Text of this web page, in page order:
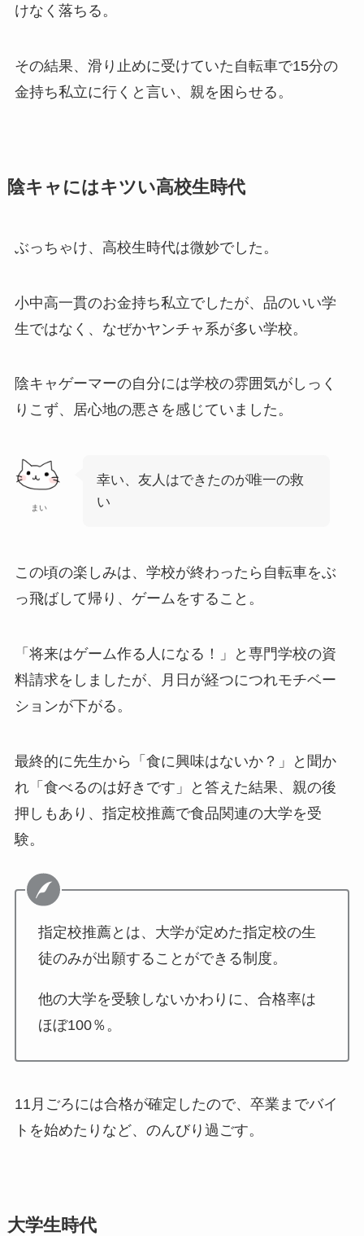
けなく落ちる。
その結果、滑り止めに受けていた自転車で15分の
金持ち私立に行くと言い、親を困らせる。
陰キャにはキツい高校生時代
ぶっちゃけ、高校生時代は微妙でした。
小中高一貫のお金持ち私立でしたが、品のいい学
生ではなく、なぜかヤンチャ系が多い学校。
陰キャゲーマーの自分には学校の雰囲気がしっく
りこず、居心地の悪さを感じていました。
まい
幸い、友人はできたのが唯一の救
い
この頃の楽しみは、学校が終わったら自転車をぶ
っ飛ばして帰り、ゲームをすること。
「将来はゲーム作る人になる！」と専門学校の資
料請求をしましたが、月日が経つにつれモチベー
ションが下がる。
最終的に先生から「食に興味はないか？」と聞か
れ「食べるのは好きです」と答えた結果、親の後
押しもあり、指定校推薦で食品関連の大学を受
験。
指定校推薦とは、大学が定めた指定校の生
徒のみが出願することができる制度。
他の大学を受験しないかわりに、合格率は
ほぼ100％。
11月ごろには合格が確定したので、卒業までバイ
トを始めたりなど、のんびり過ごす。
大学生時代